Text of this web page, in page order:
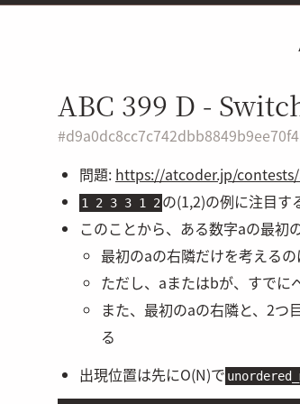
ABC 399 D -
#
問題: https://atcoder.jp/
1 2 3 3 1 2 の(1,2)の例に注目す
このことから、ある数字aの最初
最初のaの右隣だけを考える
ただし、 aまたはbが、すでに
また、最初のaの右隣と、2つ
る
出現位置は先にO(N)で